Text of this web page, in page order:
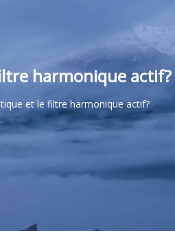
harmonique actif?
et le filtre harmonique actif?